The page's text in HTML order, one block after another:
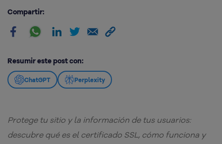
Compartir:
Resumir este post con:
ChatGPT Perplexity
Protege tu sitio y la información de tus usuarios:
descubre qué es el certificado SSL, cómo funciona y